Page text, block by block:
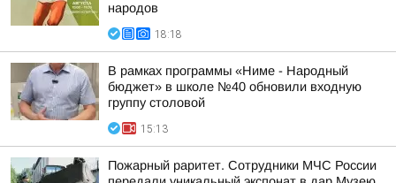
народов
18:18
В рамках программы «Ниме - Народный
бюджет» в школе №40 обновили входную
группу столовой
15:13
Пожарный раритет. Сотрудники МЧС России